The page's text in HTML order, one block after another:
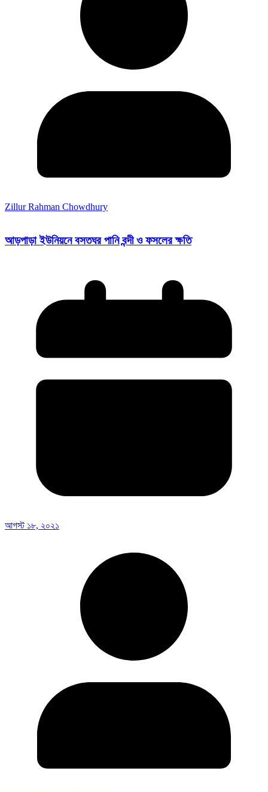
Zillur Rahman Chowdhury
আড়পাড়া ইউনিয়নে বসতঘর পানি বন্দী ও ফসলের ক্ষতি
আগস্ট ১৮, ২০২১